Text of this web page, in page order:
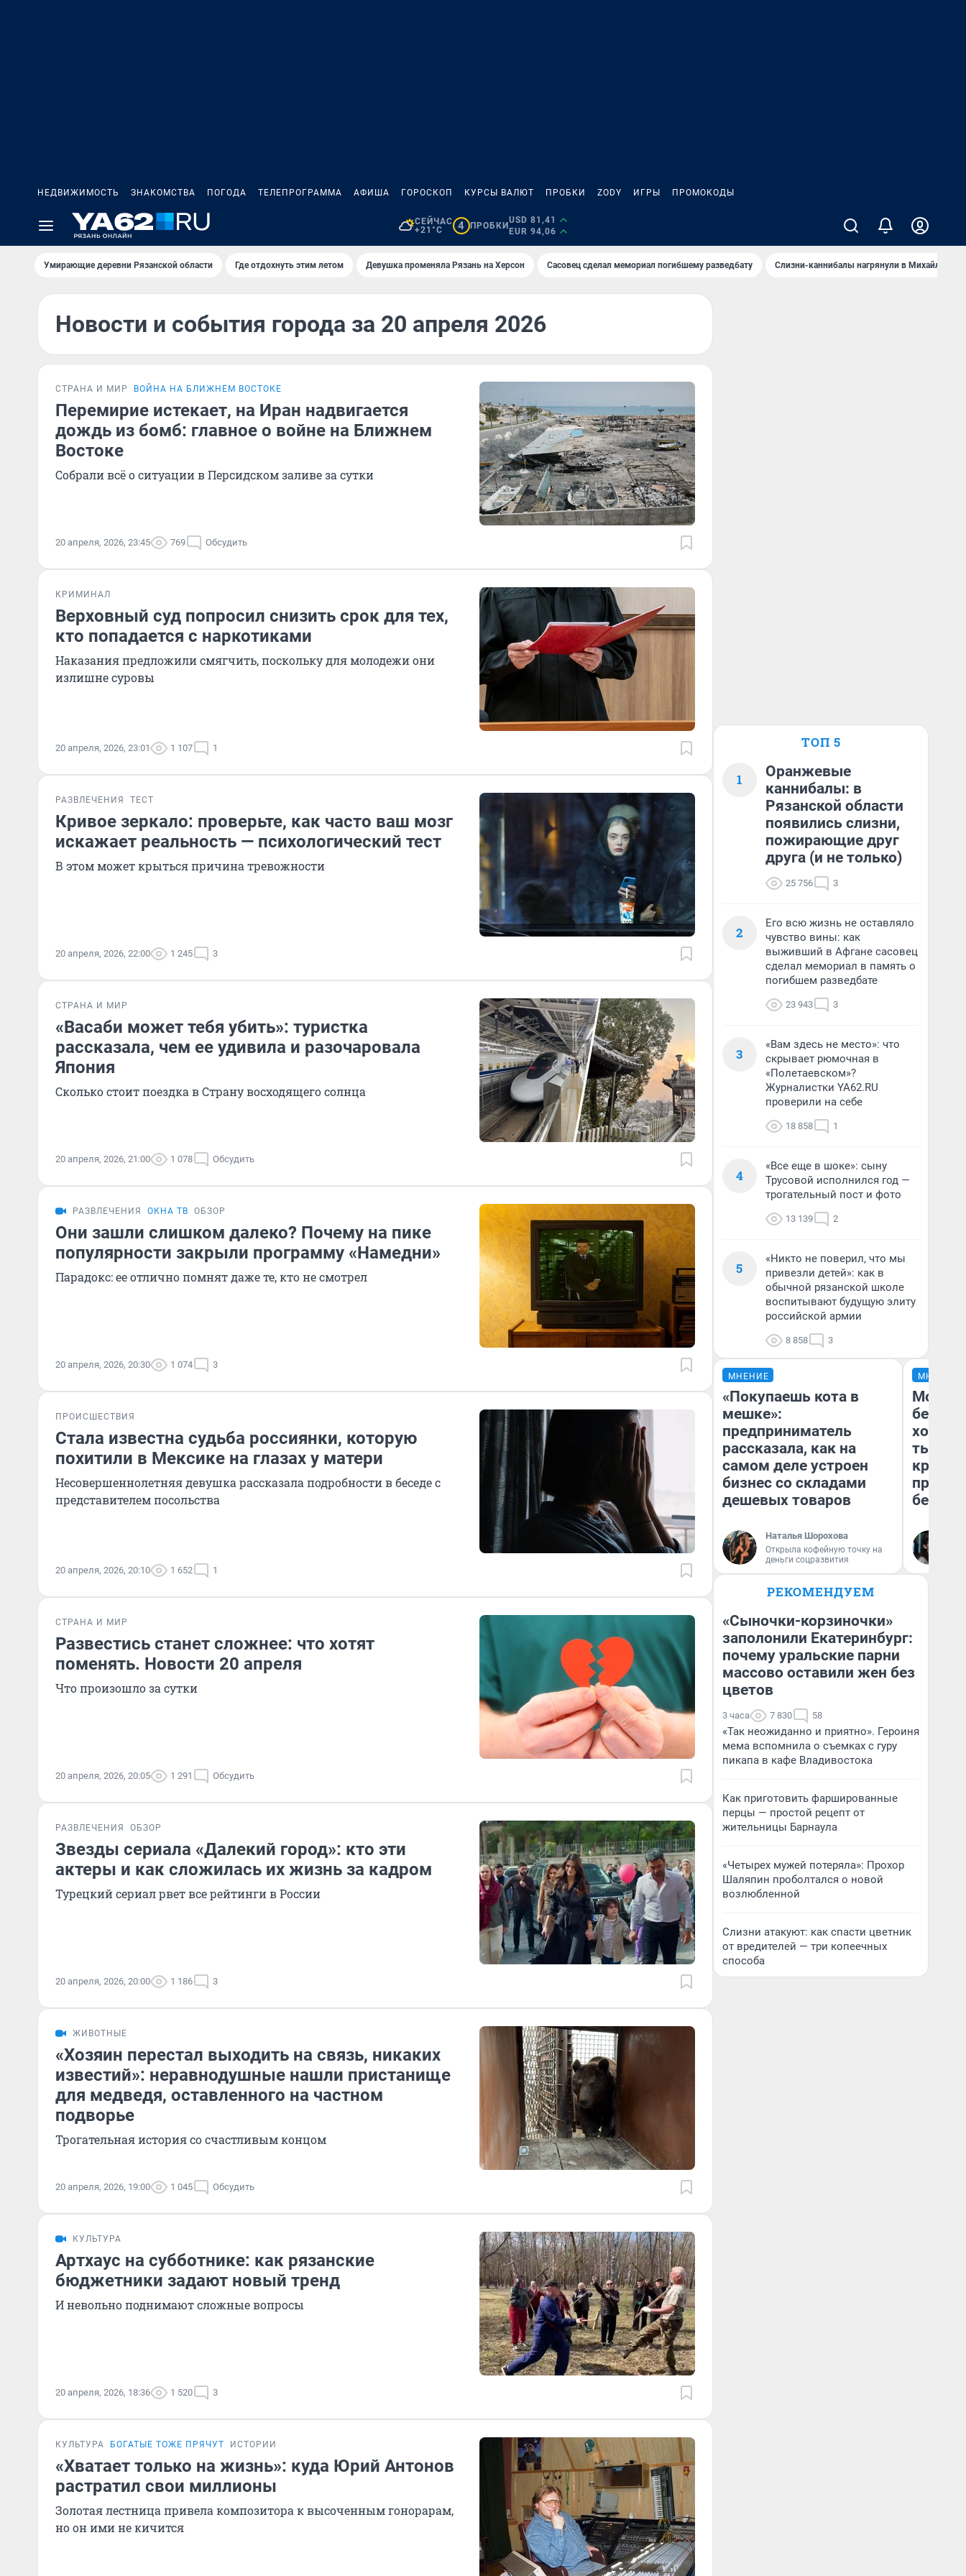
НЕДВИЖИМОСТЬ ЗНАКОМСТВА ПОГОДА ТЕЛЕПРОГРАММА АФИША ГОРОСКОП КУРСЫ ВАЛЮТ ПРОБКИ ZODY ИГРЫ ПРОМОКОДЫ
СЕЙЧАС
+21°C
4 ПРОБКИ
USD 81,41
EUR 94,06
Умирающие деревни Рязанской области Где отдохнуть этим летом Девушка променяла Рязань на Херсон Сасовец сделал мемориал погибшему разведбату Слизни-каннибалы нагрянули в Михайлов
Новости и события города за 20 апреля 2026
СТРАНА И МИР ВОЙНА НА БЛИЖНЕМ ВОСТОКЕ
Перемирие истекает, на Иран надвигается
дождь из бомб: главное о войне на Ближнем
Востоке
Собрали всё о ситуации в Персидском заливе за сутки
20 апреля, 2026, 23:45 769 Обсудить
КРИМИНАЛ
Верховный суд попросил снизить срок для тех,
кто попадается с наркотиками
Наказания предложили смягчить, поскольку для молодежи они
излишне суровы
20 апреля, 2026, 23:01 1 107 1
РАЗВЛЕЧЕНИЯ ТЕСТ
Кривое зеркало: проверьте, как часто ваш мозг
искажает реальность — психологический тест
В этом может крыться причина тревожности
20 апреля, 2026, 22:00 1 245 3
СТРАНА И МИР
«Васаби может тебя убить»: туристка
рассказала, чем ее удивила и разочаровала
Япония
Сколько стоит поездка в Страну восходящего солнца
20 апреля, 2026, 21:00 1 078 Обсудить
РАЗВЛЕЧЕНИЯ ОКНА ТВ ОБЗОР
Они зашли слишком далеко? Почему на пике
популярности закрыли программу «Намедни»
Парадокс: ее отлично помнят даже те, кто не смотрел
20 апреля, 2026, 20:30 1 074 3
ПРОИСШЕСТВИЯ
Стала известна судьба россиянки, которую
похитили в Мексике на глазах у матери
Несовершеннолетняя девушка рассказала подробности в беседе с
представителем посольства
20 апреля, 2026, 20:10 1 652 1
СТРАНА И МИР
Развестись станет сложнее: что хотят
поменять. Новости 20 апреля
Что произошло за сутки
20 апреля, 2026, 20:05 1 291 Обсудить
РАЗВЛЕЧЕНИЯ ОБЗОР
Звезды сериала «Далекий город»: кто эти
актеры и как сложилась их жизнь за кадром
Турецкий сериал рвет все рейтинги в России
20 апреля, 2026, 20:00 1 186 3
ЖИВОТНЫЕ
«Хозяин перестал выходить на связь, никаких
известий»: неравнодушные нашли пристанище
для медведя, оставленного на частном
подворье
Трогательная история со счастливым концом
20 апреля, 2026, 19:00 1 045 Обсудить
КУЛЬТУРА
Артхаус на субботнике: как рязанские
бюджетники задают новый тренд
И невольно поднимают сложные вопросы
20 апреля, 2026, 18:36 1 520 3
КУЛЬТУРА БОГАТЫЕ ТОЖЕ ПРЯЧУТ ИСТОРИИ
«Хватает только на жизнь»: куда Юрий Антонов
растратил свои миллионы
Золотая лестница привела композитора к высоченным гонорарам,
но он ими не кичится
ТОП 5
1
Оранжевые
каннибалы: в
Рязанской области
появились слизни,
пожирающие друг
друга (и не только)
25 756 3
2
Его всю жизнь не оставляло
чувство вины: как
выживший в Афгане сасовец
сделал мемориал в память о
погибшем разведбате
23 943 3
3
«Вам здесь не место»: что
скрывает рюмочная в
«Полетаевском»?
Журналистки YA62.RU
проверили на себе
18 858 1
4
«Все еще в шоке»: сыну
Трусовой исполнился год —
трогательный пост и фото
13 139 2
5
«Никто не поверил, что мы
привезли детей»: как в
обычной рязанской школе
воспитывают будущую элиту
российской армии
8 858 3
МНЕНИЕ
«Покупаешь кота в
мешке»:
предприниматель
рассказала, как на
самом деле устроен
бизнес со складами
дешевых товаров
Наталья Шорохова
Открыла кофейную точку на
деньги соцразвития
МНЕНИЕ
Мой
хотела
тысяч,
РЕКОМЕНДУЕМ
«Сыночки-корзиночки»
заполонили Екатеринбург:
почему уральские парни
массово оставили жен без
цветов
3 часа 7 830 58
«Так неожиданно и приятно». Героиня
мема вспомнила о съемках с гуру
пикапа в кафе Владивостока
Как приготовить фаршированные
перцы — простой рецепт от
жительницы Барнаула
«Четырех мужей потеряла»: Прохор
Шаляпин проболтался о новой
возлюбленной
Слизни атакуют: как спасти цветник
от вредителей — три копеечных
способа